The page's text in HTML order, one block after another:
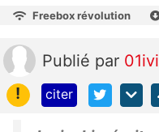
Freebox révolution
Publié par
!
citer